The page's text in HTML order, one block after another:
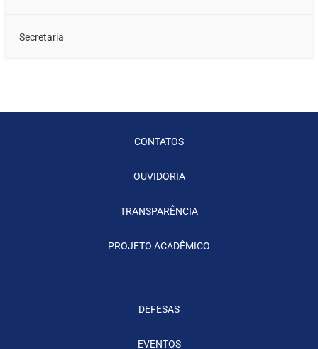
Secretaria
CONTATOS
OUVIDORIA
TRANSPARÊNCIA
PROJETO ACADÊMICO
DEFESAS
EVENTOS